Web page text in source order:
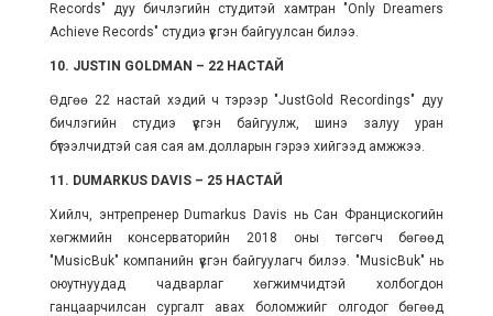
Records" дуу бичлэгийн студитэй хамтран "Only Dreamers
Achieve Records" студиэ үүсгэн байгуулсан билээ.
10. JUSTIN GOLDMAN – 22 НАСТАЙ
Өдгөө 22 настай хэдий ч тэрээр "JustGold Recordings" дуу
бичлэгийн студиэ үүсгэн байгуулж, шинэ залуу уран
бүтээлчидтэй сая сая ам.долларын гэрээ хийгээд амжжээ.
11. DUMARKUS DAVIS – 25 НАСТАЙ
Хийлч, энтрепренер Dumarkus Davis нь Сан Францискогийн
хөгжмийн консерваторийн 2018 оны төгсөгч бөгөөд
"MusicBuk" компанийн үүсгэн байгуулагч билээ. "MusicBuk" нь
оюутнуудад чадварлаг хөгжимчидтэй холбогдон
ганцаарчилсан сургалт авах боломжийг олгодог бөгөөд